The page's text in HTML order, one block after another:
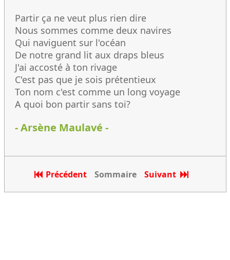
Partir ça ne veut plus rien dire
Nous sommes comme deux navires
Qui naviguent sur l'océan
De notre grand lit aux draps bleus
J'ai accosté à ton rivage
C'est pas que je sois prétentieux
Ton nom c'est comme un long voyage
A quoi bon partir sans toi?
- Arsène Maulavé -
Précédent Sommaire Suivant